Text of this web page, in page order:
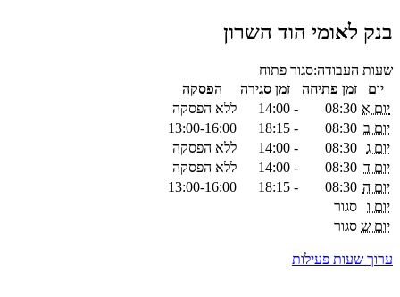
בנק לאומי הוד השרון
שעות העבודה:סגור פתוח
יום
זמן פתיחה זמן סגירה
הפסקה
יום א 08:30
-
14:00
ללא הפסקה
יום ב 08:30
-
18:15
13:00-16:00
יום ג 08:30
-
14:00
ללא הפסקה
יום ד 08:30
-
14:00
ללא הפסקה
יום ה 08:30
-
18:15
13:00-16:00
יום ו
סגור
יום ש סגור
ערוך שעות פעילות